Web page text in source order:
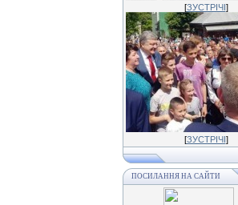
[ЗУСТРІЧІ]
[ЗУСТРІЧІ]
ПОСИЛАННЯ НА САЙТИ